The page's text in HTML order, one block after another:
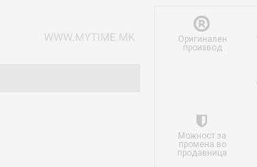
Оригинален
производ
Можност за
промена во
продавница